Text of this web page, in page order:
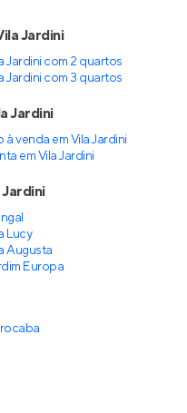
Jardini
Jardini com 2 quartos
Jardini com 3 quartos
Jardini
venda em Vila Jardini
em Vila Jardini
Lucy
Augusta
Europa